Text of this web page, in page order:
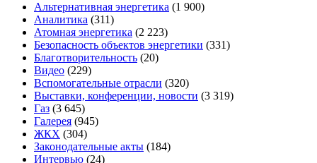
Альтернативная энергетика (1 900)
Аналитика (311)
Атомная энергетика (2 223)
Безопасность объектов энергетики (331)
Благотворительность (20)
Видео (229)
Вспомогательные отрасли (320)
Выставки, конференции, новости (3 319)
Газ (3 645)
Галерея (945)
ЖКХ (304)
Законодательные акты (184)
Интервью (24)